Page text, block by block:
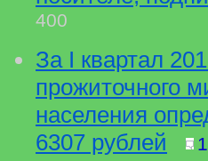
400
За I квартал
прожиточного
населения
6307 рублей
1